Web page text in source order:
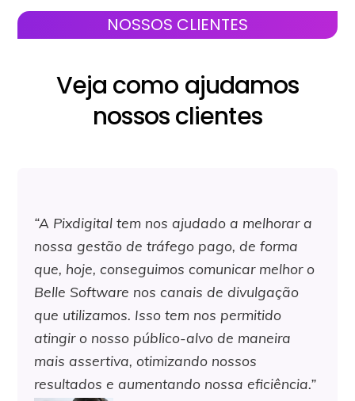
NOSSOS CLIENTES
Veja como ajudamos
nossos clientes
“A Pixdigital tem nos ajudado a melhorar a
nossa gestão de tráfego pago, de forma
que, hoje, conseguimos comunicar melhor o
Belle Software nos canais de divulgação
que utilizamos. Isso tem nos permitido
atingir o nosso público-alvo de maneira
mais assertiva, otimizando nossos
resultados e aumentando nossa eficiência.”